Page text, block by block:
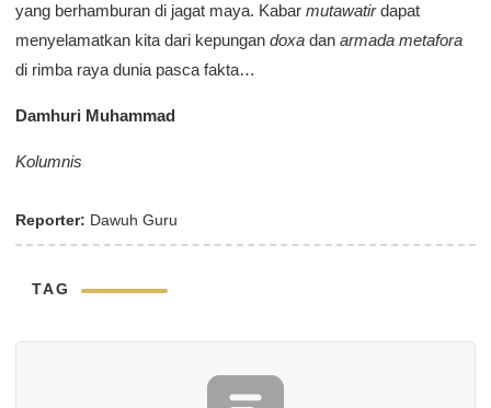
yang berhamburan di jagat maya. Kabar mutawatirdapat
menyelamatkan kita dari kepungan doxa dan armada metafora
di rimba raya dunia pasca fakta…
Damhuri Muhammad
Kolumnis
Reporter: Dawuh Guru
TAG